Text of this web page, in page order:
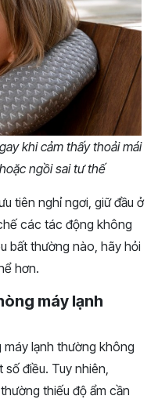
khi cảm thấy thoải mái
ngồi sai tư thế
tiên nghỉ ngơi, giữ đầu ở
các tác động không
bất thường nào, hãy hỏi
hơn.
máy lạnh
lạnh thường không
điều. Tuy nhiên,
thiếu độ ẩm cần